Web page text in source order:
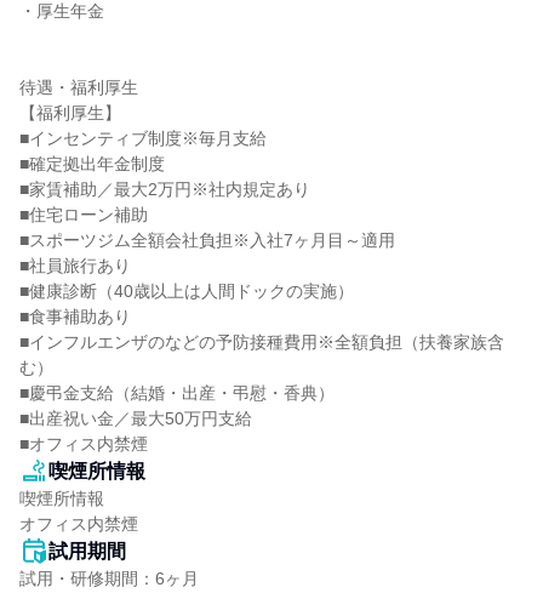
・厚生年金
待遇・福利厚生
【福利厚生】
■インセンティブ制度※毎月支給
■確定拠出年金制度
■家賃補助／最大2万円※社内規定あり
■住宅ローン補助
■スポーツジム全額会社負担※入社7ヶ月目～適用
■社員旅行あり
■健康診断（40歳以上は人間ドックの実施）
■食事補助あり
■インフルエンザのなどの予防接種費用※全額負担（扶養家族含
む）
■慶弔金支給（結婚・出産・弔慰・香典）
■出産祝い金／最大50万円支給
■オフィス内禁煙
喫煙所情報
喫煙所情報
オフィス内禁煙
試用期間
試用・研修期間：6ヶ月